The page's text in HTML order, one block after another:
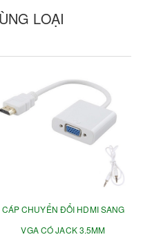
LOẠI
CÁP CHUYỂN ĐỔI HDMI SANG
VGA CÓ JACK 3.5MM